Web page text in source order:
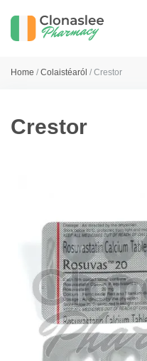
Home / Colaistéaról / Crestor
Crestor